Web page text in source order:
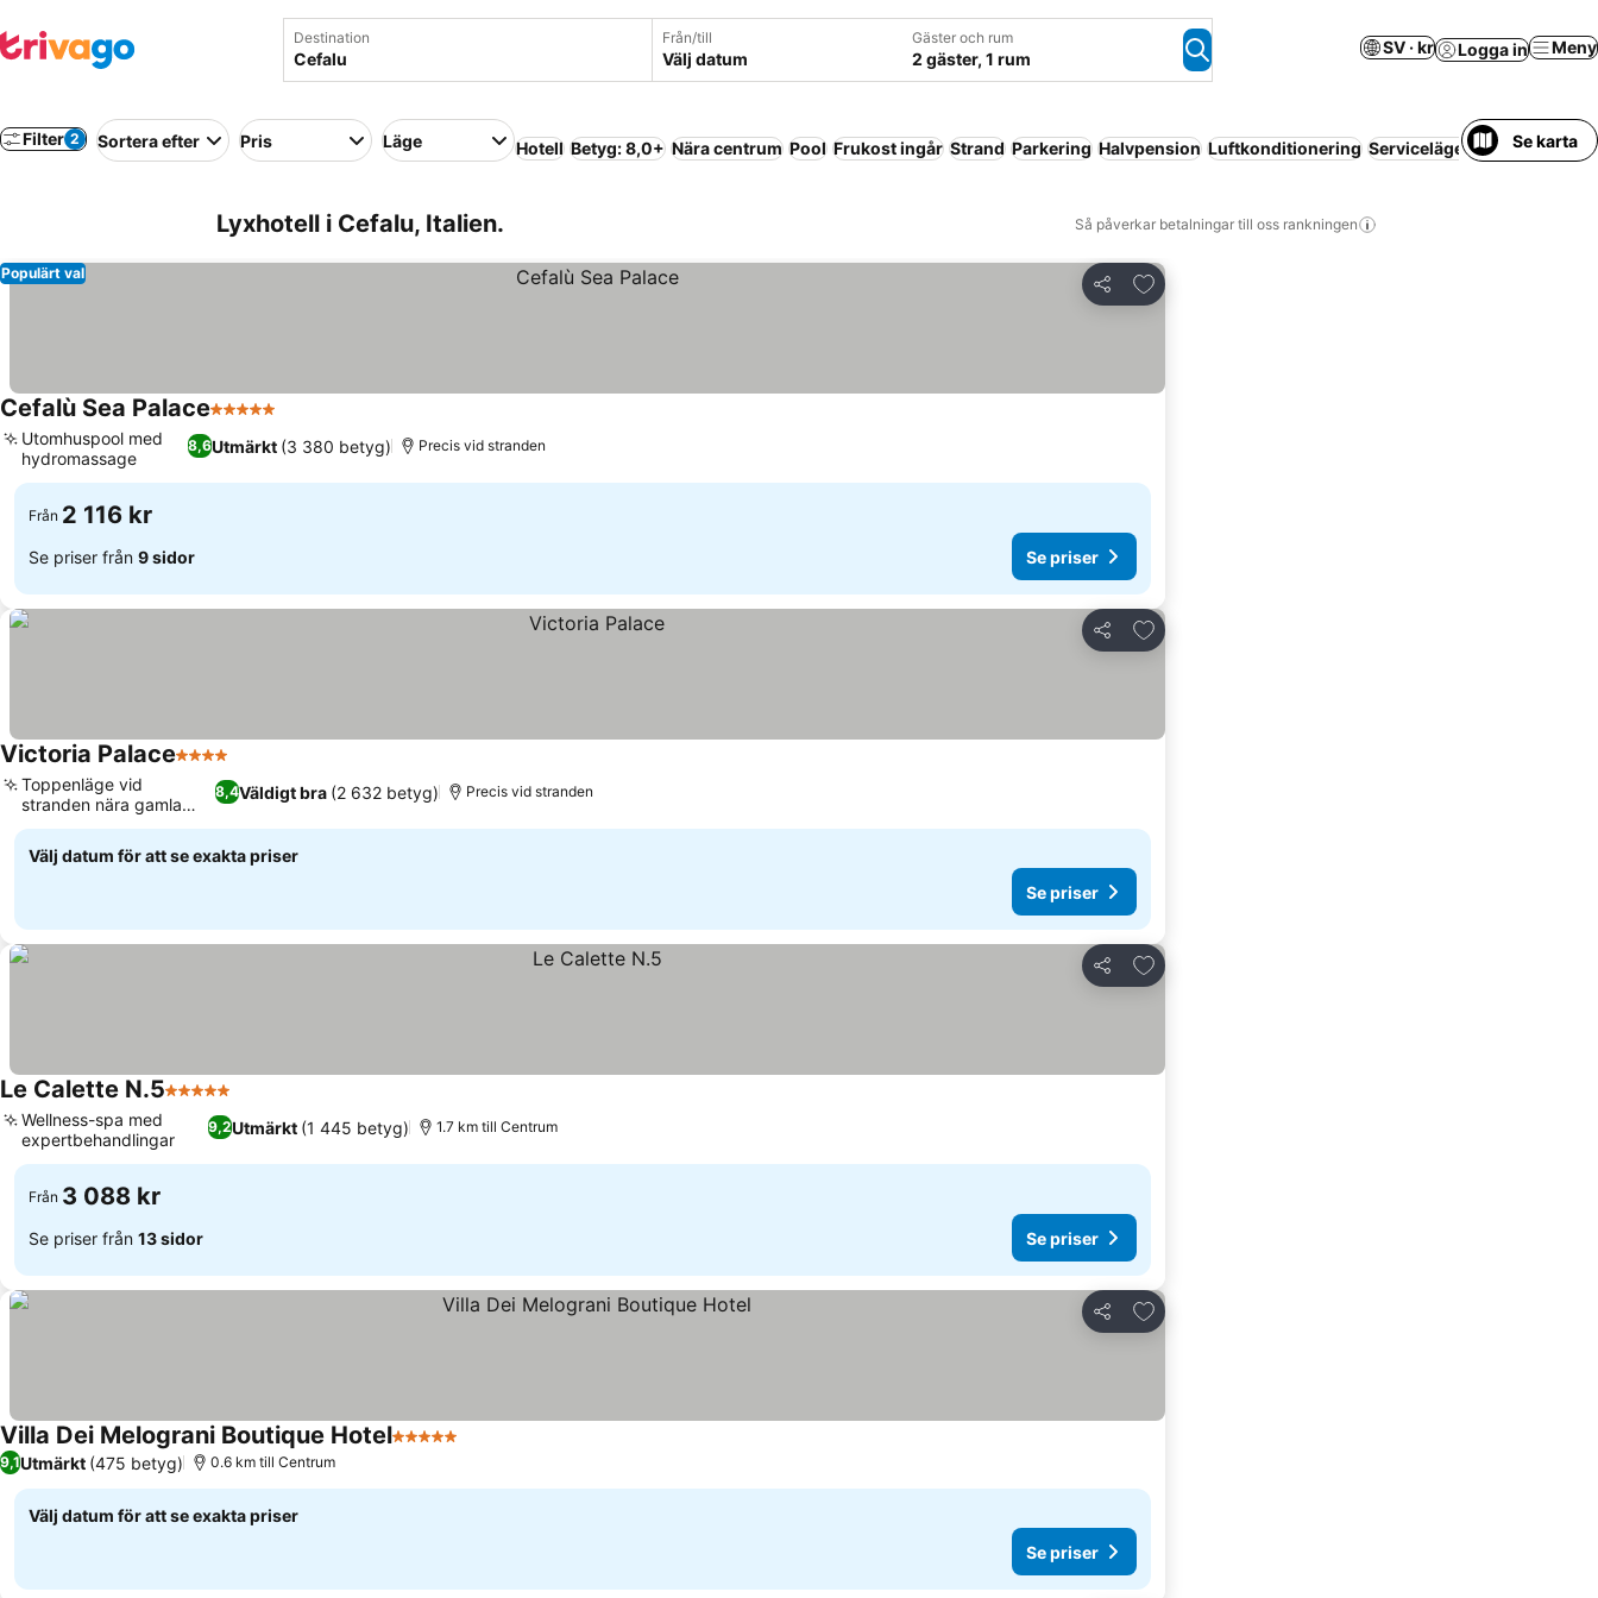
Destination Från/till
Välj datum
Gäster och rum
2 gäster, 1 rum
SV · kr Logga in Meny
Filter 2 Sortera efter Pris Läge Hotell Betyg: 8,0+ Nära centrum Pool Frukost ingår Strand Parkering Halvpension Luftkonditionering Servicelägenhet Se karta
Lyxhotell i Cefalu, Italien. Så påverkar betalningar till oss rankningen
Dela
Lägg till i Mina Favoriter
Populärt val
Cefalù Sea Palace5 Stjärnor
8,6Utmärkt (3 380 betyg)
Utomhuspool med
hydromassage
Precis vid stranden
Från 2 116 kr
Se priser från 9 sidor Se priser
Dela
Lägg till i Mina Favoriter
Victoria Palace4 Stjärnor
8,4Väldigt bra (2 632 betyg)
Toppenläge vid
stranden nära gamla
stan
Precis vid stranden
Välj datum för att se exakta priser
Se priser
Dela
Lägg till i Mina Favoriter
Le Calette N.55 Stjärnor
9,2Utmärkt (1 445 betyg)
Wellness-spa med
expertbehandlingar
1.7 km till Centrum
Från 3 088 kr
Se priser från 13 sidor Se priser
Dela
Lägg till i Mina Favoriter
Villa Dei Melograni Boutique Hotel5 Stjärnor
9,1Utmärkt (475 betyg) 0.6 km till Centrum
Välj datum för att se exakta priser
Se priser